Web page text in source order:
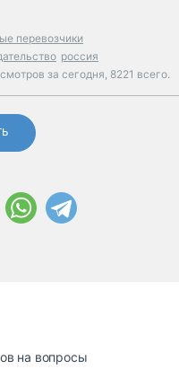
перевозчики
россия
за сегодня, 8221 всего.
на вопросы